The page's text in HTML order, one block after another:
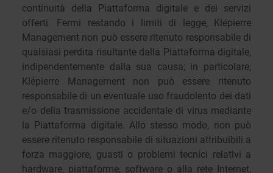
continuità della Piattaforma digitale e dei servizi
offerti. Fermi restando i limiti di legge, Klépierre
Management non può essere ritenuto responsabile di
qualsiasi perdita risultante dalla Piattaforma digitale,
indipendentemente dalla sua causa; in particolare,
Klépierre Management non può essere ritenuto
responsabile di un eventuale uso fraudolento dei dati
e/o della trasmissione accidentale di virus mediante
la Piattaforma digitale. Allo stesso modo, non può
essere ritenuto responsabile di situazioni attribuibili a
forza maggiore, guasti o problemi tecnici relativi a
hardware, piattaforme, software o alla rete Internet,